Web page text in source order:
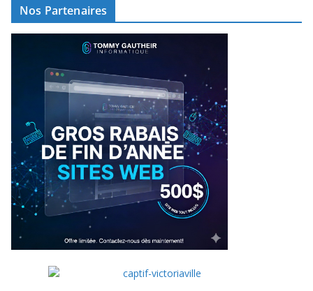
Nos Partenaires